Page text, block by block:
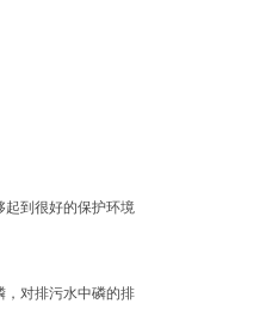
到很好的保护环境
，对排污水中磷的排